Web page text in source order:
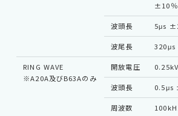
±10％
波頭長 5μs
波尾長
RING WAVE
※A20A及びB63Aのみ
開放電圧
波頭長
0.5μs
周波数